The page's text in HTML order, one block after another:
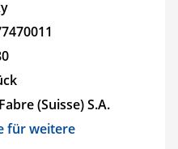
(Suisse) S.A.
für weitere